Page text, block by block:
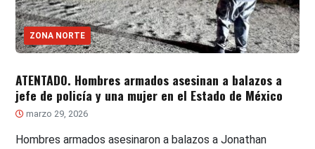
ZONA NORTE
ATENTADO. Hombres armados asesinan a balazos a
jefe de policía y una mujer en el Estado de México
marzo 29, 2026
Hombres armados asesinaron a balazos a Jonathan